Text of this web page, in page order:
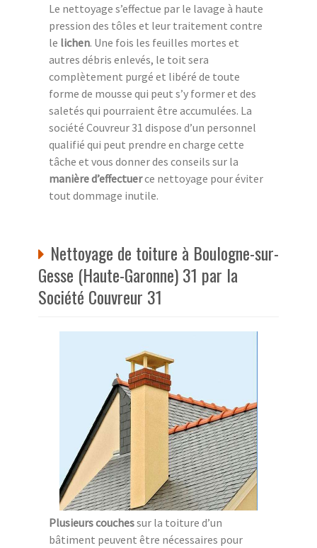
Le nettoyage s’effectue par le lavage à haute
pression des tôles et leur traitement contre
le lichen. Une fois les feuilles mortes et
autres débris enlevés, le toit sera
complètement purgé et libéré de toute
forme de mousse qui peut s’y former et des
saletés qui pourraient être accumulées. La
société Couvreur 31 dispose d’un personnel
qualifié qui peut prendre en charge cette
tâche et vous donner des conseils sur la
manièred’effectuerce nettoyage pour éviter
tout dommage inutile.
Nettoyage de toiture à Boulogne-sur-
Gesse (Haute-Garonne) 31 par la
Société Couvreur 31
Plusieurs couchessur la toiture d’un
bâtiment peuvent être nécessaires pour